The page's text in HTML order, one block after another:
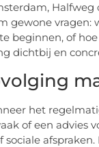
gewone
beginnen, of
dichtbij en
het
of een advies
sociale